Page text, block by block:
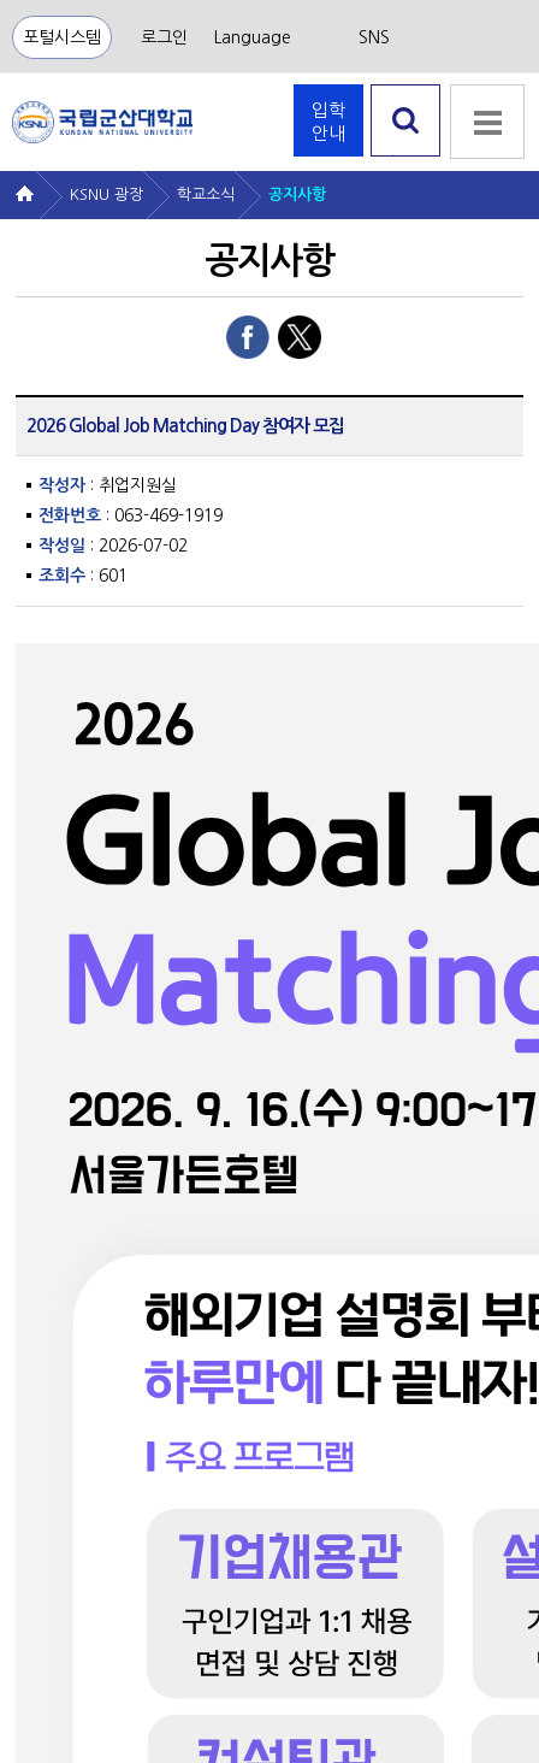
포털시스템 로그인 Language SNS
입학
안내
KSNU 광장 학교소식 공지사항
공지사항
2026 Global Job Matching Day 참여자 모집
작성자: 취업지원실
전화번호: 063-469-1919
작성일 : 2026-07-02
조회수: 601